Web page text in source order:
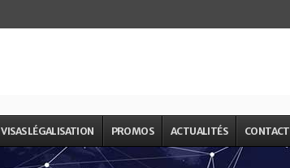
VISAS LÉGALISATION PROMOS ACTUALITÉS CONTACT